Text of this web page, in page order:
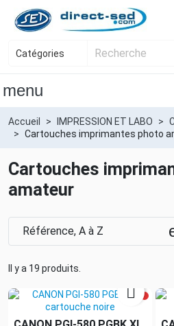
menu
Accueil IMPRESSION ET LABO
Cartouches imprimantes photo
Cartouches
amateur
Il y a 19 produits.
Référence, A à Z
